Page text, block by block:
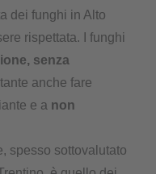
dei funghi in Alto
rispettata. I funghi
senza
anche fare
e a non
spesso sottovalutato